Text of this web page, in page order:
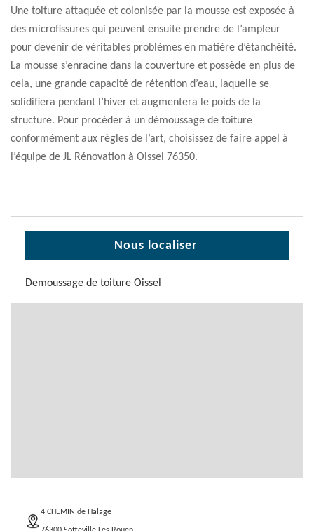
Une toiture attaquée et colonisée par la mousse est exposée à
des microfissures qui peuvent ensuite prendre de l’ampleur
pour devenir de véritables problèmes en matière d’étanchéité.
La mousse s’enracine dans la couverture et possède en plus de
cela, une grande capacité de rétention d’eau, laquelle se
solidifiera pendant l’hiver et augmentera le poids de la
structure. Pour procéder à un démoussage de toiture
conformément aux règles de l’art, choisissez de faire appel à
l’équipe de JL Rénovation à Oissel 76350.
Nous localiser
Demoussage de toiture Oissel
4 CHEMIN de Halage